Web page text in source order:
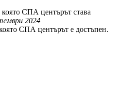
която СПА центърът става
2024
СПА центърът е достъпен.